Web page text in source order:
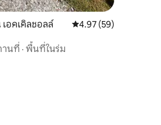
เอคเคิลชอลล์ คะแนนเฉลี่ย 4.97 จาก
4.97 (59)
านที่ · พื้นที่ในร่ม